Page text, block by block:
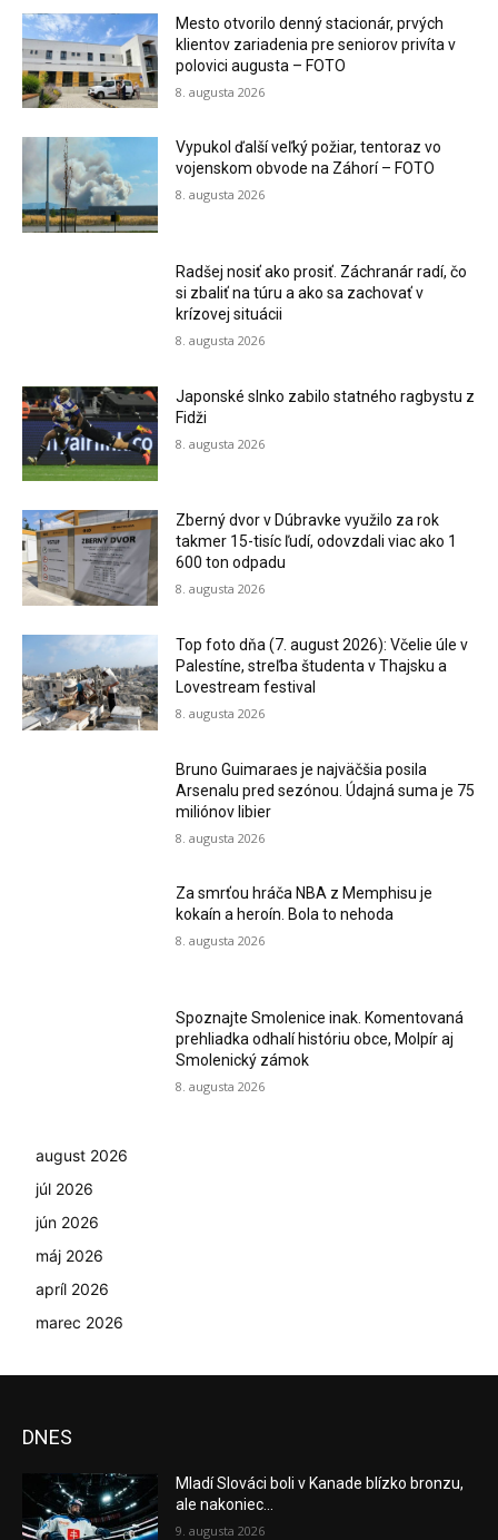
Mesto otvorilo denný stacionár, prvých
klientov zariadenia pre seniorov privíta v
polovici augusta – FOTO
8. augusta 2026
Vypukol ďalší veľký požiar, tentoraz vo
vojenskom obvode na Záhorí – FOTO
8. augusta 2026
Radšej nosiť ako prosiť. Záchranár radí, čo
si zbaliť na túru a ako sa zachovať v
krízovej situácii
8. augusta 2026
Japonské slnko zabilo statného ragbystu z
Fidži
8. augusta 2026
Zberný dvor v Dúbravke využilo za rok
takmer 15-tisíc ľudí, odovzdali viac ako 1
600 ton odpadu
8. augusta 2026
Top foto dňa (7. august 2026): Včelie úle v
Palestíne, streľba študenta v Thajsku a
Lovestream festival
8. augusta 2026
Bruno Guimaraes je najväčšia posila
Arsenalu pred sezónou. Údajná suma je 75
miliónov libier
8. augusta 2026
Za smrťou hráča NBA z Memphisu je
kokaín a heroín. Bola to nehoda
8. augusta 2026
Spoznajte Smolenice inak. Komentovaná
prehliadka odhalí históriu obce, Molpír aj
Smolenický zámok
8. augusta 2026
august 2026
júl 2026
jún 2026
máj 2026
apríl 2026
marec 2026
DNES
Mladí Slováci boli v Kanade blízko bronzu,
ale nakoniec...
9. augusta 2026